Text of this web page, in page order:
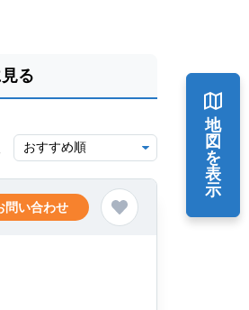
る
問い合わせ
地
図
を
表
示